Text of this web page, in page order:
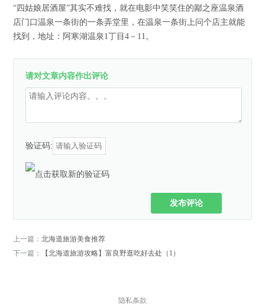
“四姑娘居酒屋”其实不难找，就在电影中笑笑住的鄙之座温泉酒
店门口温泉一条街的一条弄堂里，在温泉一条街上问个店主就能
找到，地址：阿寒湖温泉1丁目4－11。
请对文章内容作出评论
验证码:
发布评论
上一篇：北海道旅游美食推荐
下一篇：
【北海道旅游攻略】富良野逛吃好去处（1）
隐私条款